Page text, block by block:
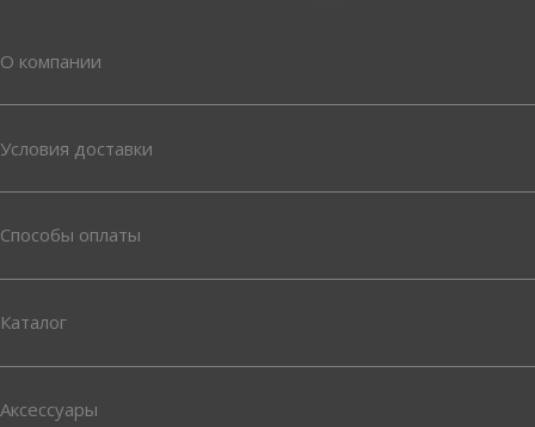
О компании
Условия доставки
Способы оплаты
Каталог
Аксессуары